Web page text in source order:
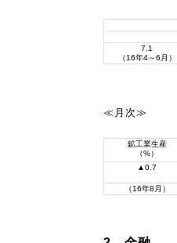
7.1
（16年4～6月）
≪月次≫
鉱工業生産
（%）
▲0.7
（16年8月）